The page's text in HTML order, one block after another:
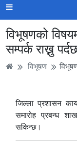
विभूषणको
सम्पर्क राख्नु
विभूषण
जिल्ला प्रशासन
समारोह प्रबन्ध
सकिन्छ।